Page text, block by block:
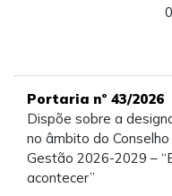
Portaria nº 43/2026
Dispõe sobre a
no âmbito do
Gestão 2026-2029 –
acontecer”